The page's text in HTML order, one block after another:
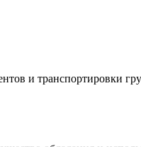
и транспортировки